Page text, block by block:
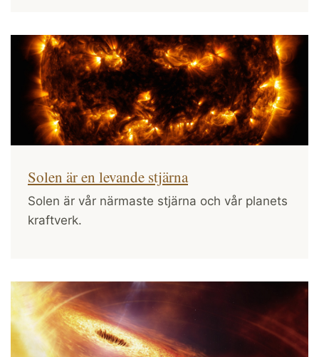
Solen är en levande stjärna
Solen är vår närmaste stjärna och vår planets
kraftverk.